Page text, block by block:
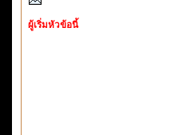
ผู้เริ่มหัวข้อนี้